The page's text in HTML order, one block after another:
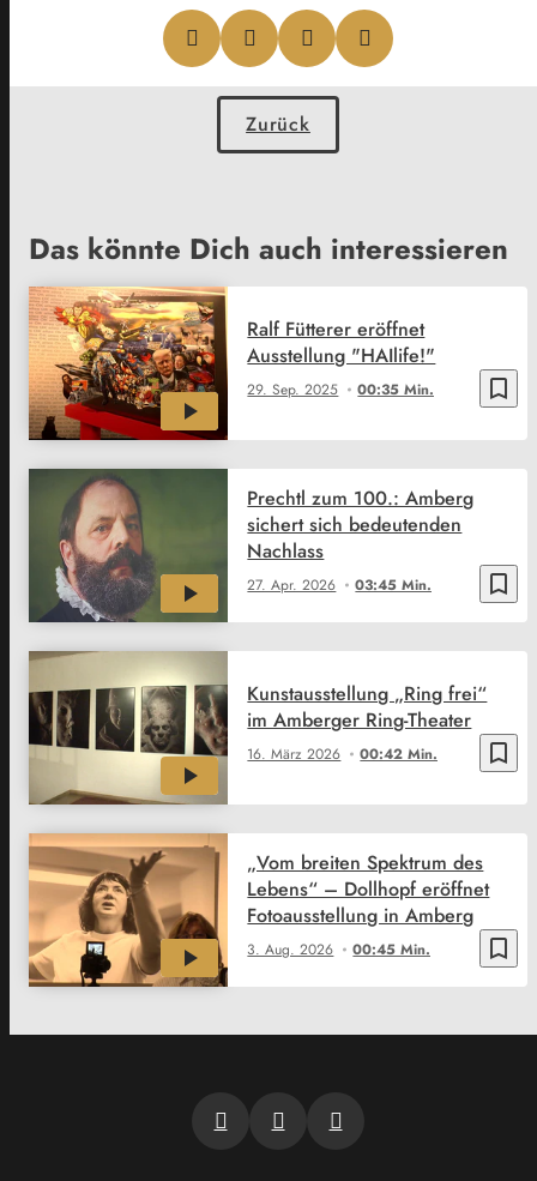
Zurück
Das könnte Dich auch interessieren
bookmark_border
29. Sep. 2025 00:35 Min.
Ralf Fütterer eröffnet
Ausstellung "HAIlife!"
bookmark_border
27. Apr. 2026 03:45 Min.
Prechtl zum 100.: Amberg
sichert sich bedeutenden
Nachlass
bookmark_border
16. März 2026 00:42 Min.
Kunstausstellung „Ring frei“
im Amberger Ring-Theater
bookmark_border
3. Aug. 2026 00:45 Min.
„Vom breiten Spektrum des
Lebens“ – Dollhopf eröffnet
Fotoausstellung in Amberg